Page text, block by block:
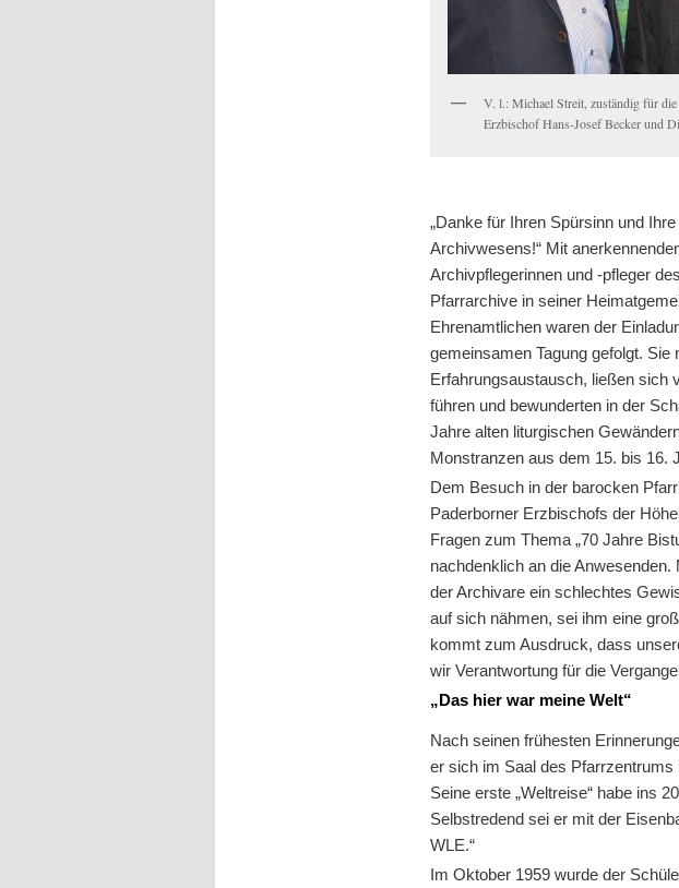
V. l.: Michael Streit, zuständig für
Erzbischof Hans-Josef Becker und
„Danke für Ihren Spürsinn und
Archivwesens!“ Mit
Archivpflegerinnen und -pfleger
Pfarrarchive in seiner
Ehrenamtlichen waren der
gemeinsamen Tagung gefolgt. Sie
Erfahrungsaustausch, ließen sich
führen und bewunderten in der
Jahre alten liturgischen
Monstranzen aus dem 15. bis 16.
Dem Besuch in der barocken
Paderborner Erzbischofs der
Fragen zum Thema „70 Jahre
nachdenklich an die
der Archivare ein schlechtes
auf sich nähmen, sei ihm eine
kommt zum Ausdruck, dass
wir Verantwortung für die
„Das hier war meine Welt“
Nach seinen frühesten
er sich im Saal des Pfarrzentrums
Seine erste „Weltreise“ habe ins
Selbstredend sei er mit der
WLE.“
Im Oktober 1959 wurde der